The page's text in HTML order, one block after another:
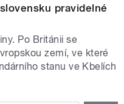
pravidelné
Po Británii se
zemí, ve které
stanu ve Kbelích